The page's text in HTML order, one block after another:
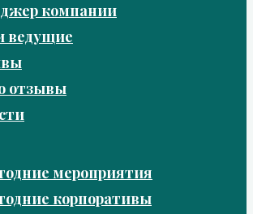
компании
ведущие
отзывы
мероприятия
корпоративы